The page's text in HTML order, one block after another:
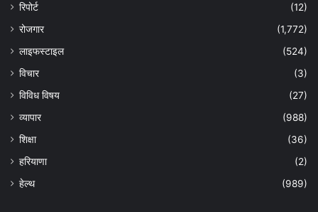
रिपोर्ट
(12)
रोजगार
(1,772)
लाइफस्टाइल
(524)
विचार
(3)
विविध विषय
(27)
व्यापार
(988)
शिक्षा
(36)
हरियाणा
(2)
हेल्‍थ
(989)